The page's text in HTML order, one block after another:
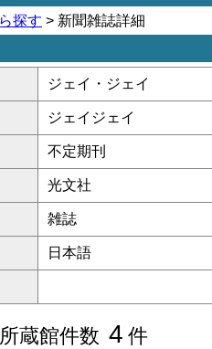
探す > 新聞雑誌詳細
ジェイ・ジェイ
ジェイジェイ
不定期刊
光文社
雑誌
日本語
所蔵館件数 4 件